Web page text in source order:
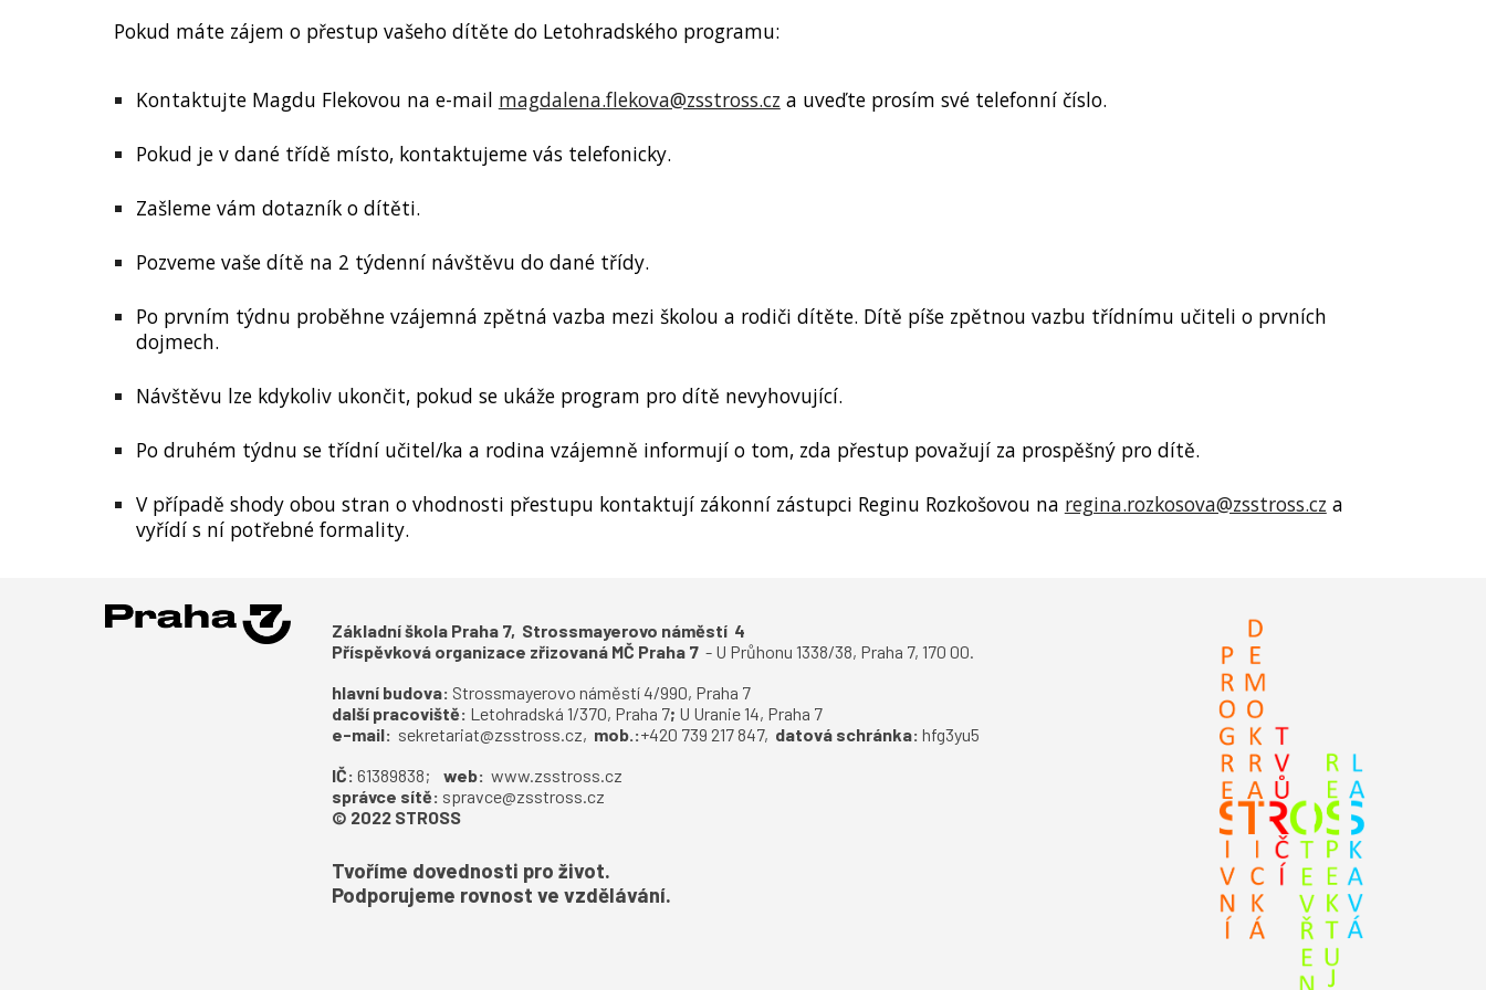
Pokud máte zájem o přestup vašeho dítěte do Letohradského programu:
Kontaktujte Magdu Flekovou na e-mail magdalena.flekova@zsstross.cz a uveďte prosím své telefonní číslo.
Pokud je v dané třídě místo, kontaktujeme vás telefonicky.
Zašleme vám dotazník o dítěti.
Pozveme vaše dítě na 2 týdenní návštěvu do dané třídy.
Po prvním týdnu proběhne vzájemná zpětná vazba mezi školou a rodiči dítěte. Dítě píše zpětnou vazbu třídnímu učiteli o prvních
dojmech.
Návštěvu lze kdykoliv ukončit, pokud se ukáže program pro dítě nevyhovující.
Po druhém týdnu se třídní učitel/ka a rodina vzájemně informují o tom, zda přestup považují za prospěšný pro dítě.
V případě shody obou stran o vhodnosti přestupu kontaktují zákonní zástupci Reginu Rozkošovou na regina.rozkosova@zsstross.cz a
vyřídí s ní potřebné formality.
Základní škola Praha 7, Strossmayerovo náměstí 4
Příspěvková organizace zřizovaná MČ Praha 7- U Průhonu 1338/38, Praha 7, 170 00.
hlavní budova: Strossmayerovo náměstí 4/990, Praha 7
další pracoviště: Letohradská 1/370, Praha 7; U Uranie 14, Praha 7
e-mail: sekretariat@zsstross.cz, mob.:+420 739 217 847, datová schránka:hfg3yu5
IČ: 61389838;web:www.zsstross.cz
správce sítě: spravce@zsstross.cz
© 2022 STROSS
Tvoříme dovednosti pro život.
Podporujeme rovnost ve vzdělávání.